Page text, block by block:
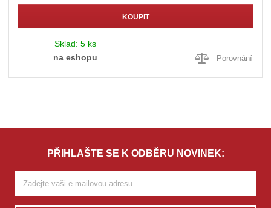
KOUPIT
Sklad: 5 ks
na eshopu
Porovnání
PŘIHLAŠTE SE K ODBĚRU NOVINEK: